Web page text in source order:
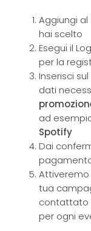
Aggiungi al
hai scelto
Esegui il
per la
Inserisci
dati
ad
Spotify
Dai
Attiveremo
tua
contattato
per ogni